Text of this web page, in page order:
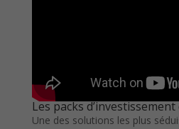
Les packs
Une des solutions les plus